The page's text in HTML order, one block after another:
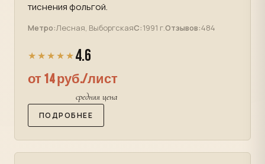
тиснения фольгой.
Метро:Лесная, ВыборгскаяС:1991 г.Отзывов:484
★★★★★ 4.6
от 14 руб./лист
средняя цена
ПОДРОБНЕЕ